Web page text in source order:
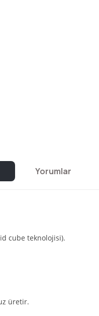
Yorumlar
cube teknolojisi).
üretir.